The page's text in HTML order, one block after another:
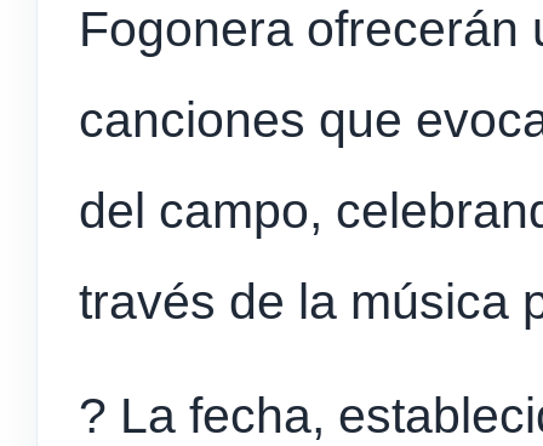
Fogonera ofrecerán
canciones que
del campo,
través de la música
? La fecha,